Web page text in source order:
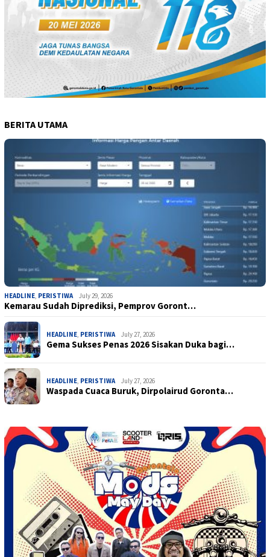
BERITA UTAMA
HEADLINE, PERISTIWA July 29, 2026
Kemarau Sudah Diprediksi, Pemprov Goront…
HEADLINE, PERISTIWA July 27, 2026
Gema Sukses Penas 2026 Sisakan Duka bagi…
HEADLINE, PERISTIWA July 27, 2026
Waspada Cuaca Buruk, Dirpolairud Goronta…